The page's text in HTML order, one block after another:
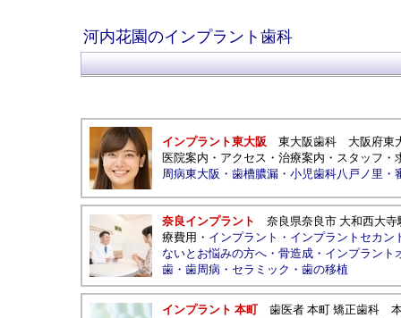
河内花園のインプラント歯科
インプラント東大阪 東大阪歯科
大阪府東
医院案内 ・ アクセス ・ 治療案内 ・ スタッフ ・
周病東大阪 ・ 歯槽膿漏 ・ 小児歯科八戸ノ里 ・
奈良インプラント 奈良県奈良市 大和西大寺
療費用 ・ インプラント ・ インプラントセカン
ないとお悩みの方へ ・ 骨造成 ・ インプラント
歯 ・ 歯周病 ・ セラミック ・ 歯の移植
インプラント 本町 歯医者 本町 矯正歯科